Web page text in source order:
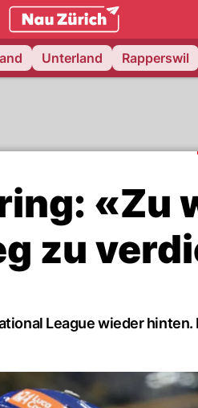
Unterland Rapperswil
«Zu
zu
League wieder